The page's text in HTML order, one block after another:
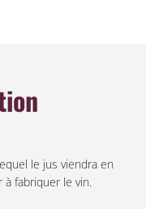
le jus viendra en
fabriquer le vin.